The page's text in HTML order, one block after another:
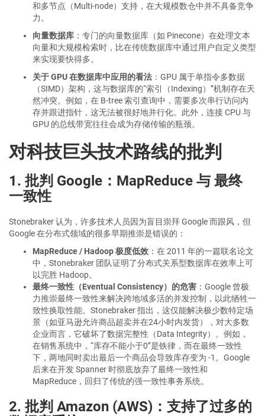
和多节点（Multi-node）支持，在大规模数仓中并不具备竞争
力。
向量数据库 ：专门的向量数据库（如 Pinecone）在处理文本
向量和大规模检索时，比在传统数据库中通过用户自定义类型
来实现要快得多。
关于 GPU 在数据库中应用的看法 ：GPU 属于单指令多数据
（SIMD）架构，这与数据库的“索引（Indexing）”机制存在天
然冲突。例如，在 B-tree 索引查询中，需要多次串行访问内
存并跟进指针，这无法被很好地并行化。此外，连接 CPU 与
GPU 的总线带宽往往会成为存储传输的瓶颈。
对科技巨头技术路线的批判
1. 批判 Google：MapReduce 与 最终
一致性
Stonebraker 认为，许多技术人员因为盲目崇拜 Google 而跟风，但
Google 在分布式领域的很多早期推崇是错误的：
MapReduce / Hadoop 极度低效 ：在 2011 年的一篇联名论文
中，Stonebraker 团队证明了分布式关系型数据库在效率上可
以完胜 Hadoop。
最终一致性（Eventual Consistency）的危害 ：Google 曾极
力推崇最终一致性来解决跨地域多活的并发控制，以此牺牲一
致性换取性能。Stonebraker 指出，这仅能解决极少数特定场
景（如亚马逊允许商品超卖并在24小时内发货），对大多数
企业而言，它破坏了数据完整性（Data Integrity）。例如，
在销售系统中，“库存不能小于0”是铁律，而在最终一致性
下，两地同时卖出最后一个商品会导致库存变为 -1。Google
后来在开发 Spanner 时彻底放弃了最终一致性和
MapReduce，回归了传统的强一致性事务系统。
2. 批判 Amazon (AWS)：支持了过多的